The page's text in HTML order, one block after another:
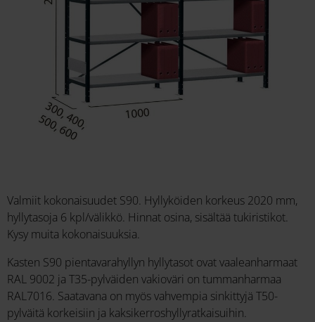
Valmiit kokonaisuudet S90. Hyllyköiden korkeus 2020 mm,
hyllytasoja 6 kpl/välikkö. Hinnat osina, sisältää tukiristikot.
Kysy muita kokonaisuuksia.
Kasten S90 pientavarahyllyn hyllytasot ovat vaaleanharmaat
RAL 9002 ja T35-pylväiden vakioväri on tummanharmaa
RAL7016. Saatavana on myös vahvempia sinkittyjä T50-
pylväitä korkeisiin ja kaksikerroshyllyratkaisuihin.